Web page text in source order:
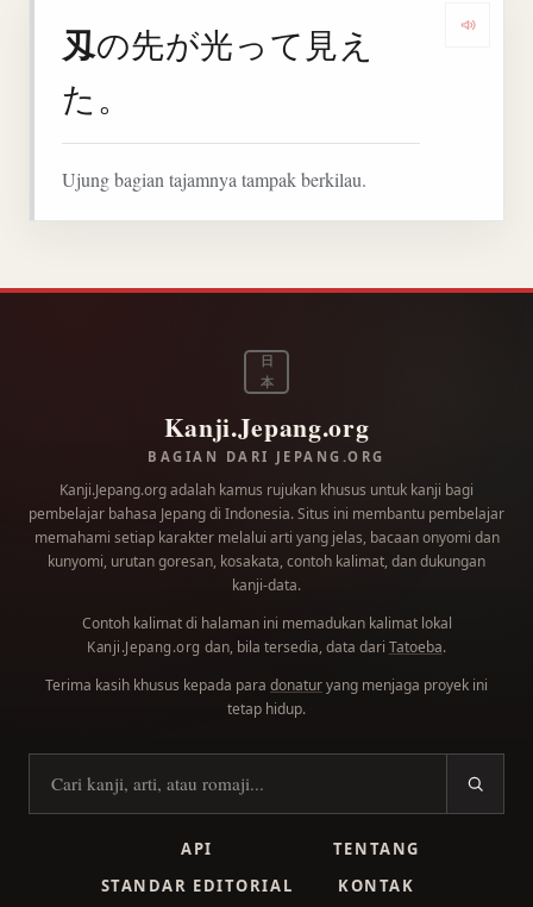
刄の先が光って見え
た。
Ujung bagian tajamnya tampak berkilau.
日
本
Kanji.Jepang.org
BAGIAN DARI JEPANG.ORG
Kanji.Jepang.org adalah kamus rujukan khusus untuk kanji bagi
pembelajar bahasa Jepang di Indonesia. Situs ini membantu pembelajar
memahami setiap karakter melalui arti yang jelas, bacaan onyomi dan
kunyomi, urutan goresan, kosakata, contoh kalimat, dan dukungan
kanji-data.
Contoh kalimat di halaman ini memadukan kalimat lokal
Kanji.Jepang.org dan, bila tersedia, data dari Tatoeba.
Terima kasih khusus kepada para donaturyang menjaga proyek ini
tetap hidup.
Cari kanji
API
TENTANG
STANDAR EDITORIAL
KONTAK